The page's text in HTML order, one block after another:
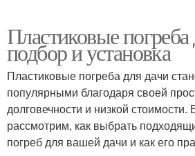
Пластиковые погреба
подбор и установка
Пластиковые погреба для дачи
популярными благодаря своей
долговечности и низкой стоимости.
рассмотрим, как выбрать
погреб для вашей дачи и как его